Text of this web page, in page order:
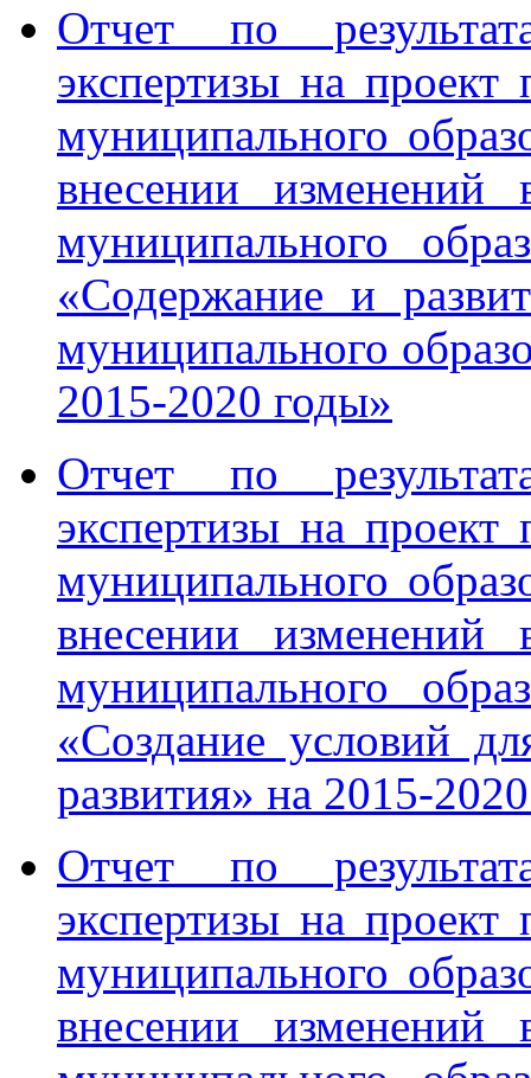
Отчет по
экспертизы на проект
муниципального
внесении
муниципального
«Содержание и
муниципального
2015-2020 годы»
Отчет по
экспертизы на проект
муниципального
внесении
муниципального
«Создание условий
развития» на 2015-
Отчет по
экспертизы на проект
муниципального
внесении